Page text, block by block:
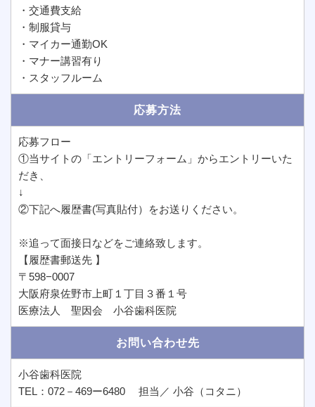
・交通費支給
・制服貸与
・マイカー通勤OK
・マナー講習有り
・スタッフルーム
応募方法
応募フロー
①当サイトの「エントリーフォーム」からエントリーいた
だき、
↓
②下記へ履歴書(写真貼付）をお送りください。
※追って面接日などをご連絡致します。
【履歴書郵送先 】
〒598−0007
大阪府泉佐野市上町１丁目３番１号
医療法人 聖因会 小谷歯科医院
お問い合わせ先
小谷歯科医院
TEL：072－469ー6480 担当／ 小谷（コタニ）